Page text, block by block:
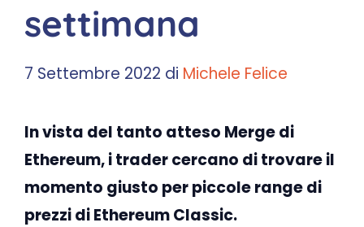
settimana
7 Settembre 2022 di Michele Felice
In vista del tanto atteso Merge di
Ethereum, i trader cercano di trovare il
momento giusto per piccole range di
prezzi di Ethereum Classic.